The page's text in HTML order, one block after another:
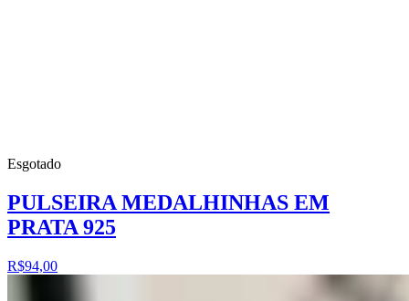
Esgotado
PULSEIRA MEDALHINHAS EM
PRATA 925
R$94,00